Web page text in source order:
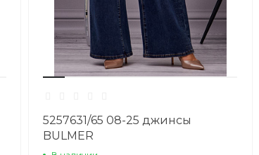
5257631/65 08-25 джинсы
BULMER